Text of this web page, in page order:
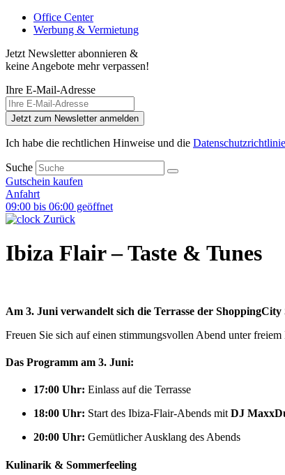
Office Center
Werbung & Vermietung
Jetzt Newsletter abonnieren &
keine Angebote mehr verpassen!
Ihre E-Mail-Adresse
Jetzt zum Newsletter anmelden
Ich habe die rechtlichen Hinweise und die
Suche
Gutschein kaufen
Anfahrt
09:00 bis 06:00 geöffnet
Zurück
Ibiza Flair – Taste & Tunes
Am 3. Juni verwandelt sich die Terrasse der ShoppingCity
Freuen Sie sich auf einen stimmungsvollen Abend unter
Das Programm am 3. Juni:
17:00 Uhr: Einlass auf die Terrasse
18:00 Uhr: Start des Ibiza-Flair-Abends mitDJ
20:00 Uhr: Gemütlicher Ausklang des Abends
Kulinarik & Sommerfeeling